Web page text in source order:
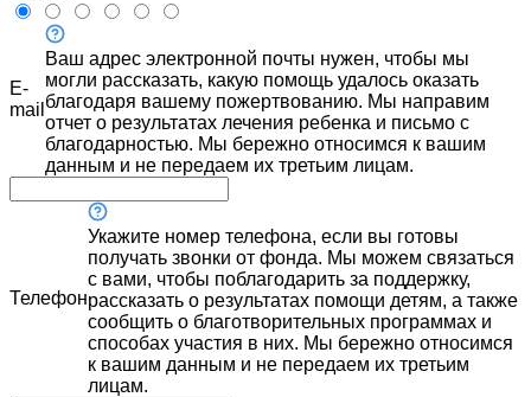
E-
mail
Ваш адрес электронной почты нужен, чтобы мы
могли рассказать, какую помощь удалось оказать
благодаря вашему пожертвованию. Мы направим
отчет о результатах лечения ребенка и письмо с
благодарностью. Мы бережно относимся к вашим
данным и не передаем их третьим лицам.
Телефон
Укажите номер телефона, если вы готовы
получать звонки от фонда. Мы можем связаться
с вами, чтобы поблагодарить за поддержку,
рассказать о результатах помощи детям, а также
сообщить о благотворительных программах и
способах участия в них. Мы бережно относимся
к вашим данным и не передаем их третьим
лицам.